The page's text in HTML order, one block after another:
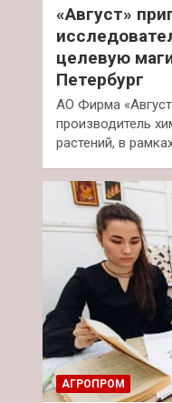
«Август»
целевую
Петербург
АО Фирма
производитель
растений, в
АГРОПРОМ